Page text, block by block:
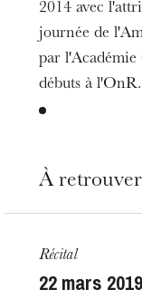
2014 avec
journée de
par l'Académie
débuts à l'OnR.
À
Récital
22 mars 2019